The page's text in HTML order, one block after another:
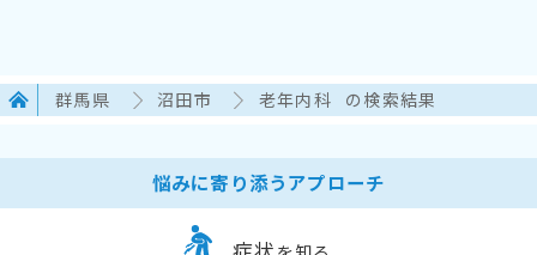
群馬県 沼田市 老年内科 の検索結果
悩みに寄り添うアプローチ